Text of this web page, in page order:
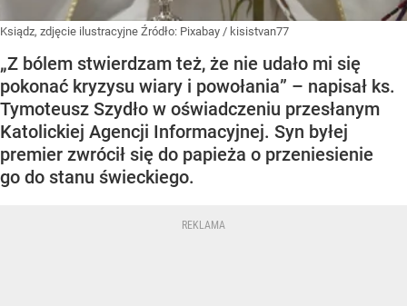
Ksiądz, zdjęcie ilustracyjne Źródło: Pixabay / kisistvan77
„Z bólem stwierdzam też, że nie udało mi się
pokonać kryzysu wiary i powołania” – napisał ks.
Tymoteusz Szydło w oświadczeniu przesłanym
Katolickiej Agencji Informacyjnej. Syn byłej
premier zwrócił się do papieża o przeniesienie
go do stanu świeckiego.